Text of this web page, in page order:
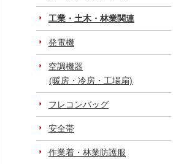
工業・土木・林業関連
発電機
空調機器
(暖房・冷房・工場扇)
フレコンバッグ
安全帯
作業着・林業防護服